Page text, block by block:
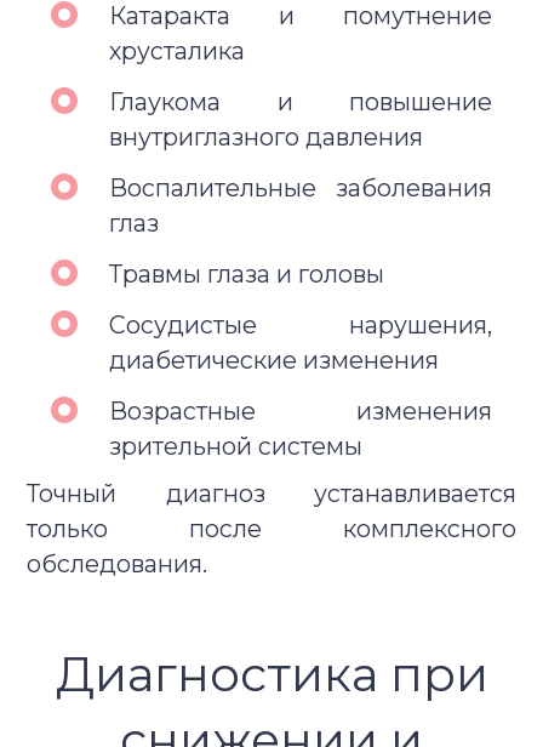
Катаракта и помутнение
хрусталика
Глаукома и повышение
внутриглазного давления
Воспалительные заболевания
глаз
Травмы глаза и головы
Сосудистые нарушения,
диабетические изменения
Возрастные изменения
зрительной системы
Точный диагноз устанавливается
только после комплексного
обследования.
Диагностика при